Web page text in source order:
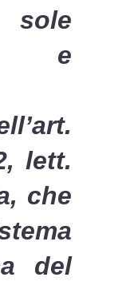
sole
e
lett.
che
del